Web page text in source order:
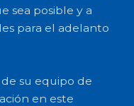
sea posible y a
para el adelanto
su equipo de
en este